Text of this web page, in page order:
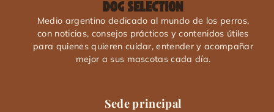
Medio argentino dedicado al mundo de los perros,
con noticias, consejos prácticos y contenidos útiles
para quienes quieren cuidar, entender y acompañar
mejor a sus mascotas cada día.
Sede principal